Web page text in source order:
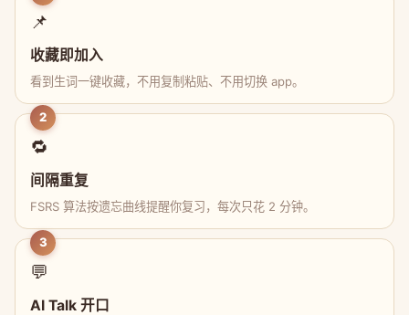
📌
收藏即加入
看到生词一键收藏，不用复制粘贴、不用切换 app。
2
🔁
间隔重复
FSRS 算法按遗忘曲线提醒你复习，每次只花 2 分钟。
3
💬
AI Talk 开口